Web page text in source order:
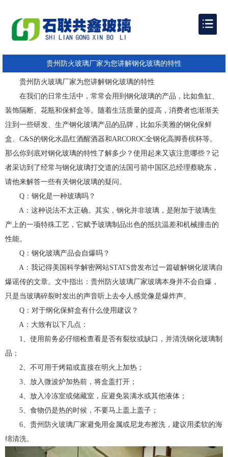
贵州防火玻璃厂家为您讲解钢化玻璃的特性
贵州防火玻璃厂家为您讲解钢化玻璃的特性
在我们的日常生活中，常常会用到钢化玻璃的产品，比如鱼缸、
装饰隔断、花瓶和保鲜盒等。随着生活质量的提高，消费者也渐渐关
注到一些研发、生产钢化玻璃产品的品牌，比如乐美雅的钢化保鲜
盒、C&S的钢化水晶红酒醒酒器和ARCOROC全钢化高脚香槟杯等。
那么你到底对钢化玻璃的特性了解多少？使用起来又该注意哪些？记
者采访到了经常与钢化玻璃打交道的法国弓箭中国区总经理蔡晓东，
请他来解答一些有关钢化玻璃的疑问。
Q：钢化是一种玻璃吗？
A：这种说法不太正确。其实，钢化并非玻璃，是附加于玻璃生
产上的一项特殊工艺，它赋予玻璃制品出色的抵抗温差和机械撞击的
性能。
Q：钢化玻璃产品会自爆吗？
A：我记得美国科学解密网站STATS曾发布过一篇破解钢化玻璃自
爆谣传的文章。文中指出：贵州防火玻璃厂家玻璃本身并不会自爆，
只是当玻璃碎裂时发出的声音听上去令人感觉像是爆炸声。
Q：对于纲化保鲜盒有什么使用建议？
A：大致有以下几点：
1、使用前务必仔细检查看是否有裂纹或缺口，并清洗钢化玻璃制
品；
2、不可用于烤箱或直接在明火上加热；
3、放入微波炉加热前，将盒盖打开；
4、放入冷冻室或储藏室，应避免装满水或其他液体；
5、食物仍是热的时候，不要马上盖上盖子；
6、贵州防火玻璃厂家避免用金属或尼龙布擦洗，建议用柔软的海
绵清洗。